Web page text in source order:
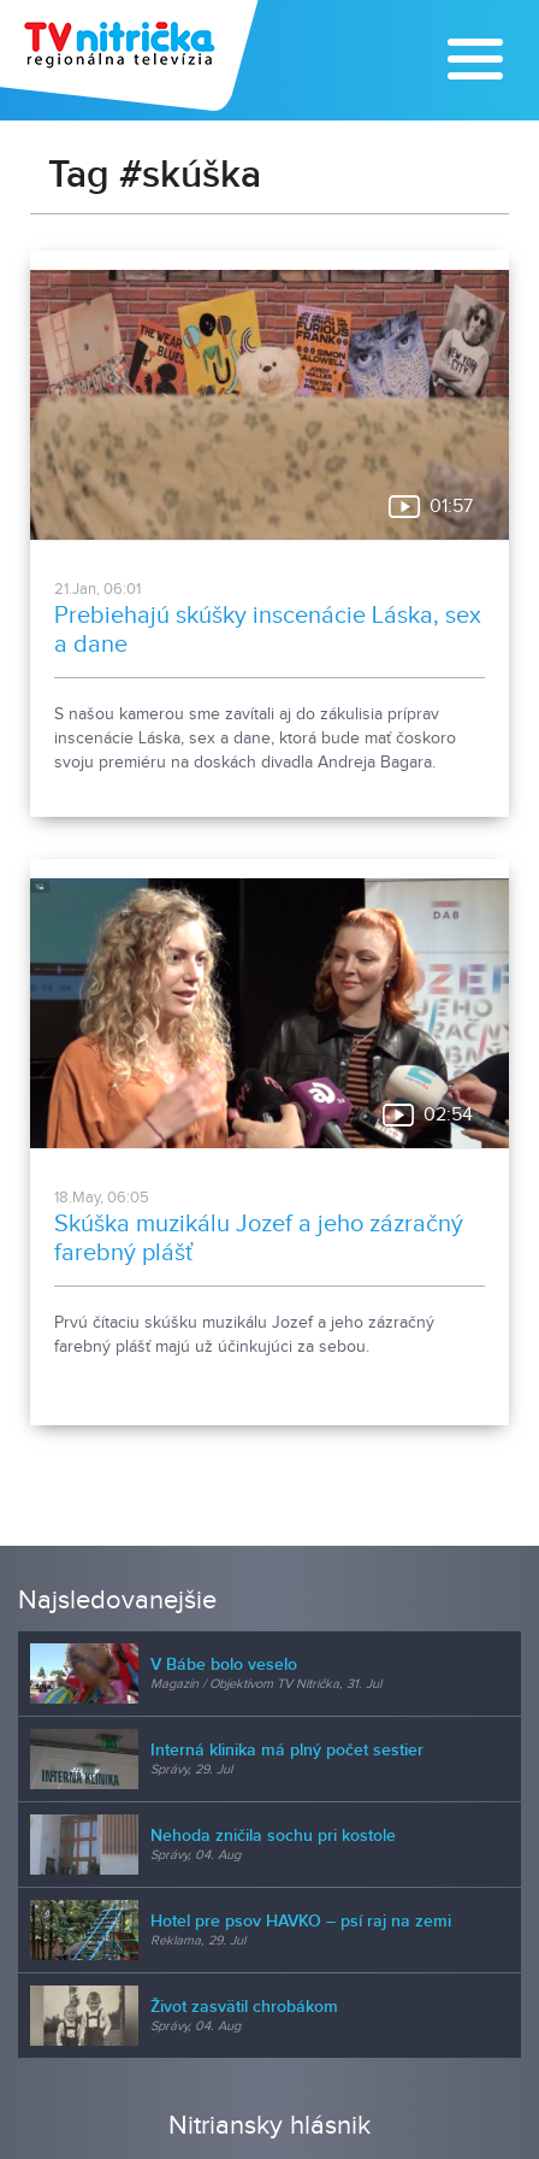
Tag #skúška
01:57
21.Jan, 06:01
Prebiehajú skúšky inscenácie Láska, sex
a dane
S našou kamerou sme zavítali aj do zákulisia príprav
inscenácie Láska, sex a dane, ktorá bude mať čoskoro
svoju premiéru na doskách divadla Andreja Bagara.
02:54
18.May, 06:05
Skúška muzikálu Jozef a jeho zázračný
farebný plášť
Prvú čítaciu skúšku muzikálu Jozef a jeho zázračný
farebný plášť majú už účinkujúci za sebou.
Najsledovanejšie
V Bábe bolo veselo
Magazín / Objektívom TV Nitrička, 31. Jul
Interná klinika má plný počet sestier
Správy, 29. Jul
Nehoda zničila sochu pri kostole
Správy, 04. Aug
Hotel pre psov HAVKO – psí raj na zemi
Reklama, 29. Jul
Život zasvätil chrobákom
Správy, 04. Aug
Nitriansky hlásnik